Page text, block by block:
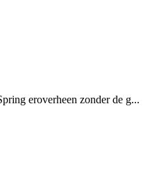
eroverheen zonder de g...